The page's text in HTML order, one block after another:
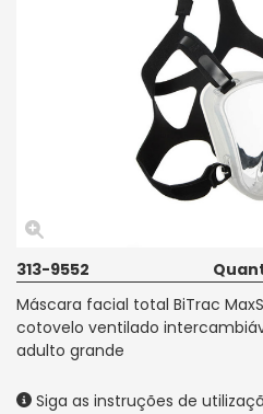
313-9552
Máscara facial total BiTrac
cotovelo ventilado
adulto grande
Siga as instruções de